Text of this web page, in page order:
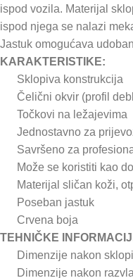
ispod vozila. Materijal
ispod njega se nalazi
Jastuk omogućava
KARAKTERISTIKE:
Sklopiva konstrukcija
Čelični okvir (profil
Točkovi na ležajevima
Jednostavno za
Savršeno za
Može se koristiti kao
Materijal sličan koži,
Poseban jastuk
Crvena boja
TEHNIČKE
Dimenzije nakon
Dimenzije nakon